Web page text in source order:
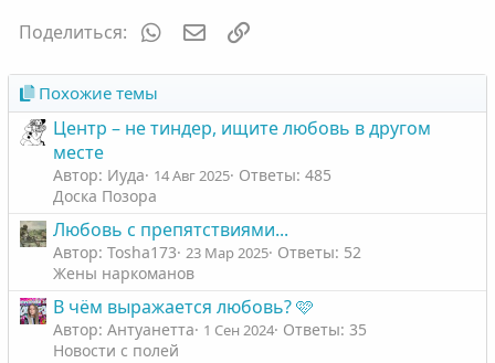
т
в
н
ы
й
г
о
л
о
с
в
н
ы
й
г
л
с
Поделиться: WhatsAppЭлектронная почта
Похожие темы
Центр – не тиндер, ищите любовь в другом
месте
Автор: Иуда 14 Авг 2025 Ответы: 485
Доска Позора
Любовь с препятствиями...
Автор: Tosha173 23 Мар 2025 Ответы: 52
Жены наркоманов
В чём выражается любовь? 🩷
Автор: Антуанетта 1 Сен 2024 Ответы: 35
Новости с полей